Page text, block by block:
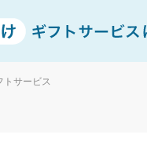
トサービス